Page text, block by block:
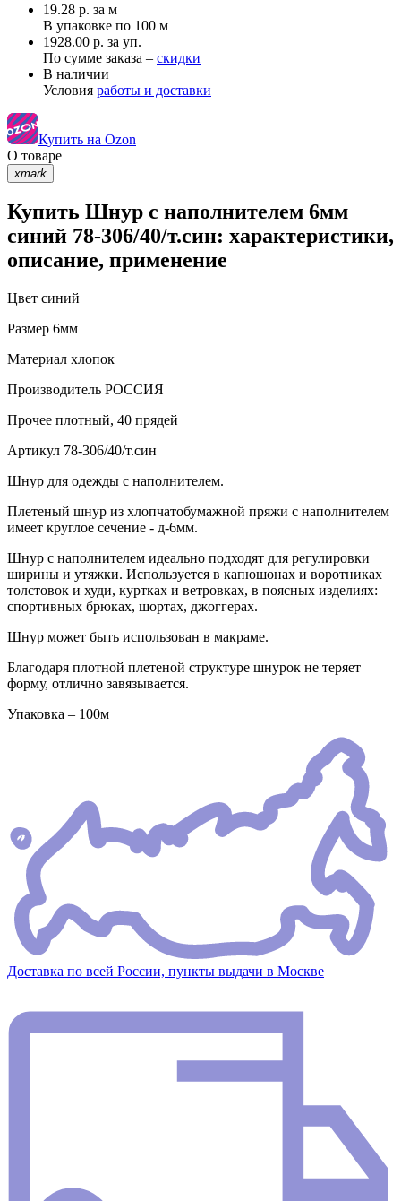
19.28 р. за м
В упаковке по 100 м
1928.00 р. за уп.
По сумме заказа – скидки
В наличии
Условия работы и доставки
Купить на Ozon
О товаре
xmark
Купить Шнур с наполнителем 6мм
синий 78-306/40/т.син: характеристики,
описание, применение
Цвет синий
Размер 6мм
Материал хлопок
Производитель РОССИЯ
Прочее плотный, 40 прядей
Артикул 78-306/40/т.син
Шнур для одежды с наполнителем.
Плетеный шнур из хлопчатобумажной пряжи с наполнителем
имеет круглое сечение - д-6мм.
Шнур с наполнителем идеально подходят для регулировки
ширины и утяжки. Используется в капюшонах и воротниках
толстовок и худи, куртках и ветровках, в поясных изделиях:
спортивных брюках, шортах, джоггерах.
Шнур может быть использован в макраме.
Благодаря плотной плетеной структуре шнурок не теряет
форму, отлично завязывается.
Упаковка – 100м
Доставка по всей России, пункты выдачи в Москве